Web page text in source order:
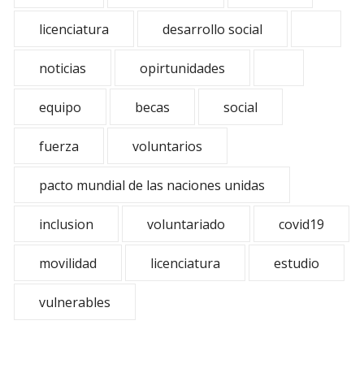
licenciatura desarrollo social
noticias opirtunidades
equipo becas social
fuerza voluntarios
pacto mundial de las naciones unidas
inclusion voluntariado covid19
movilidad licenciatura estudio
vulnerables